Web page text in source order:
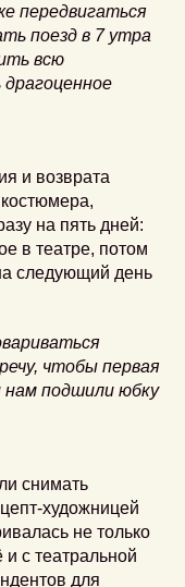
передвигаться
поезд в 7 утра
всю
и возврата
костюмера,
на пять дней:
в театре, потом
следующий день
чтобы первая
нам подшили юбку
снимать
художницей
не только
с театральной
для